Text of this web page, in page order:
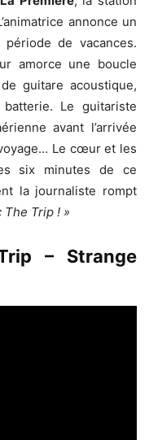
annonce un
de vacances.
amorce une boucle
guitare acoustique,
Le guitariste
avant l’arrivée
Le cœur et les
six minutes de ce
la journaliste rompt
The Trip ! »
– Strange